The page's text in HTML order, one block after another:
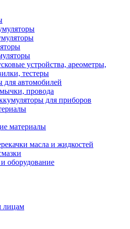
устройства, ареометры,
тестеры
для автомобилей
провода
для приборов
материалы
масла и жидкостей
оборудование
лицам